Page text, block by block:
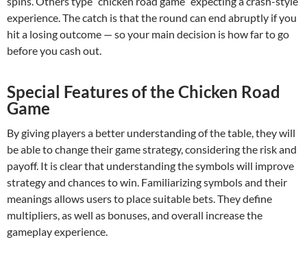
experience. The catch is that the round can end abruptly if you
hit a losing outcome — so your main decision is how far to go
before you cash out.
Special Features of the Chicken Road
Game
By giving players a better understanding of the table, they will
be able to change their game strategy, considering the risk and
payoff. It is clear that understanding the symbols will improve
strategy and chances to win. Familiarizing symbols and their
meanings allows users to place suitable bets. They define
multipliers, as well as bonuses, and overall increase the
gameplay experience.